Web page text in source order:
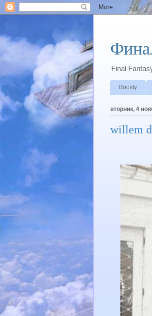
Final
Boosty
вторник, 4
willem